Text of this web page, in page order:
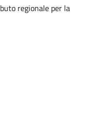
regionale per la